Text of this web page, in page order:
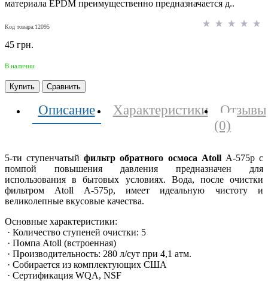
материала EPDM преимущественно предназначается д..
Код товара:12095
45 грн.
В наличии
Купить Сравнить
Описание Характеристики
Отзывы
(0)
5-ти ступенчатыйфильтр обратного осмоса Atoll A-575p с
помпой повышения давления предназначен для
использования в бытовых условиях. Вода, после очистки
фильтром Atoll A-575p, имеет идеальную чистоту и
великолепные вкусовые качества.
Основные характеристики:
· Количество ступеней очистки: 5
· Помпа Atoll (встроенная)
· Производительность: 280 л/сут при 4,1 атм.
· Собирается из комплектующих США
· Сертификация WQA, NSF